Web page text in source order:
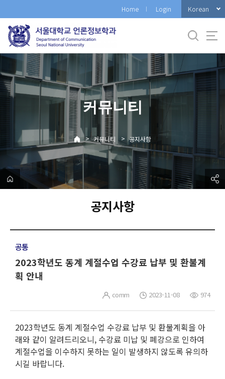
로
메
Home Login Korean
커뮤니티
> 커뮤니티 > 공지사항
공지사항
공통
2023학년도 동계 계절수업 수강료 납부 및 환불계
획 안내
comm 2023-11-08 974
2023학년도 동계 계절수업 수강료 납부 및 환불계획을 아
래와 같이 알려드리오니, 수강료 미납 및 폐강으로 인하여
계절수업을 이수하지 못하는 일이 발생하지 않도록 유의하
시길 바랍니다.